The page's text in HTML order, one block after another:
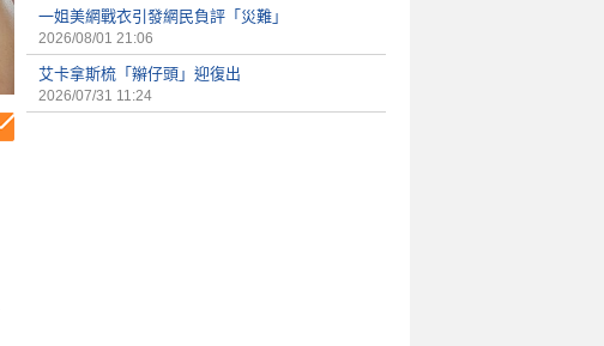
一姐美網戰衣引發網民負評「災難」
2026/08/01 21:06
艾卡拿斯梳「辮仔頭」迎復出
2026/07/31 11:24